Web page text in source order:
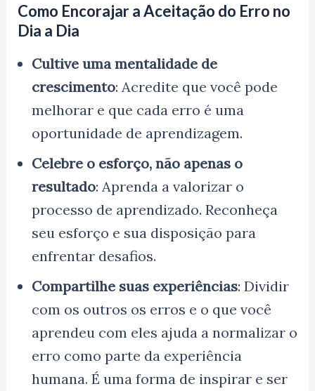
Como Encorajar a Aceitação do Erro no
Dia a Dia
Cultive uma mentalidade de
crescimento: Acredite que você pode
melhorar e que cada erro é uma
oportunidade de aprendizagem.
Celebre o esforço, não apenas o
resultado: Aprenda a valorizar o
processo de aprendizado. Reconheça
seu esforço e sua disposição para
enfrentar desafios.
Compartilhe suas experiências: Dividir
com os outros os erros e o que você
aprendeu com eles ajuda a normalizar o
erro como parte da experiência
humana. É uma forma de inspirar e ser